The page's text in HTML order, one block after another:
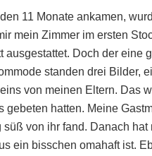
11 Monate ankamen,
mein Zimmer im ersten
Doch der eine
standen drei Bilder,
von meinen Eltern. Das
hatten. Meine
von ihr fand. Danach
ein bisschen omahaft ist.